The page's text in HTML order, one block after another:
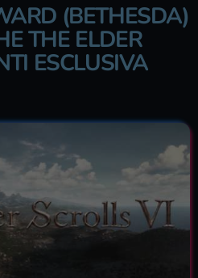
(BETHESDA)
THE ELDER
ESCLUSIVA